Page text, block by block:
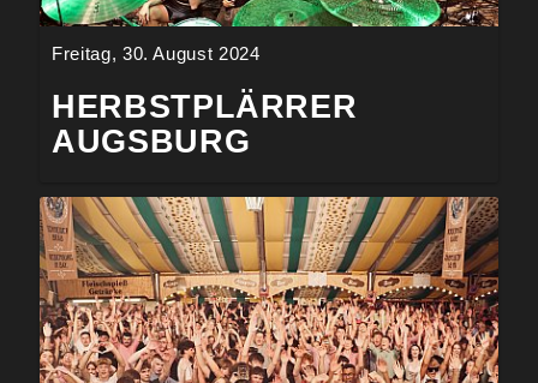
Freitag, 30. August 2024
HERBSTPLÄRRER
AUGSBURG